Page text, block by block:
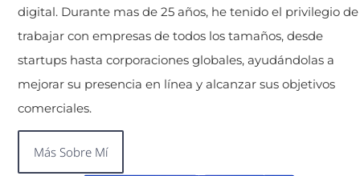
digital. Durante mas de 25 años, he tenido el privilegio de
trabajar con empresas de todos los tamaños, desde
startups hasta corporaciones globales, ayudándolas a
mejorar su presencia en línea y alcanzar sus objetivos
comerciales.
Más Sobre Mí